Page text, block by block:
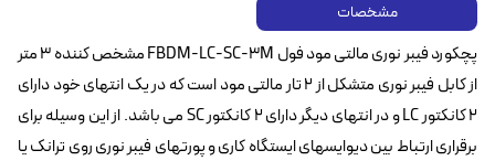
مشخصات
پچکورد فیبر نوری مالتی مود فول FBDM-LC-SC-3M مشخص کننده ۳ متر
از کابل فیبر نوری متشکل از ۲ تار مالتی مود است که در یک انتهای خود دارای
۲ کانکتور LC و در انتهای دیگر دارای ۲ کانکتور SC می باشد. از این وسیله برای
برقراری ارتباط بین دیوایسهای ایستگاه کاری و پورتهای فیبر نوری روی ترانک یا